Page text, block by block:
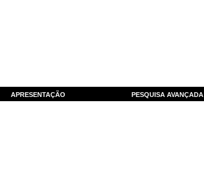
APRESENTAÇÃO PESQUISA AVANÇADA